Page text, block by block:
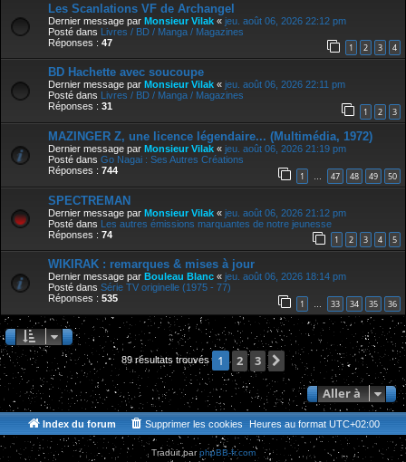
Les Scanlations VF de Archangel
Dernier message par Monsieur Vilak « jeu. août 06, 2026 22:12 pm
Posté dans Livres / BD / Manga / Magazines
Réponses : 47 1 2 3 4
BD Hachette avec soucoupe
Dernier message par Monsieur Vilak « jeu. août 06, 2026 22:11 pm
Posté dans Livres / BD / Manga / Magazines
Réponses : 31 1 2 3
MAZINGER Z, une licence légendaire... (Multimédia, 1972)
Dernier message par Monsieur Vilak « jeu. août 06, 2026 21:19 pm
Posté dans Go Nagai : Ses Autres Créations
Réponses : 744 1 … 47 48 49 50
SPECTREMAN
Dernier message par Monsieur Vilak « jeu. août 06, 2026 21:12 pm
Posté dans Les autres émissions marquantes de notre jeunesse
Réponses : 74 1 2 3 4 5
WIKIRAK : remarques & mises à jour
Dernier message par Bouleau Blanc « jeu. août 06, 2026 18:14 pm
Posté dans Série TV originelle (1975 - 77)
Réponses : 535 1 … 33 34 35 36
89 résultats trouvés 1 2 3
Suivante
Aller à
Index du forum Heures au format UTC+02:00
Supprimer les cookies
Traduit parphpBB-fr.com